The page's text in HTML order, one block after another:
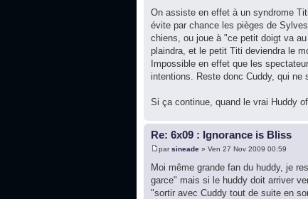
On assiste en effet à un syndrome
évite par chance les pièges de
chiens, ou joue à "ce petit doigt va
plaindra, et le petit Titi deviendra le
Impossible en effet que les
intentions. Reste donc Cuddy, qui
Si ça continue, quand le vrai Huddy
Re: 6x09 : Ignorance is Bliss
parsineade » Ven 27 Nov 2009 00:59
Moi même grande fan du huddy, je
garce" mais si le huddy doit arriver
"sortir avec Cuddy tout de suite en